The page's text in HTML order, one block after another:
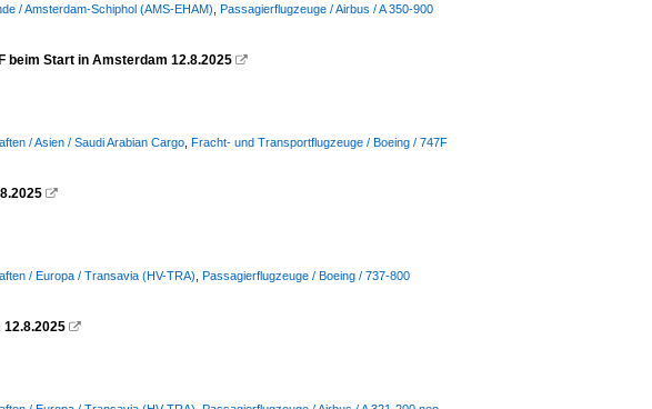
/ Amsterdam-Schiphol (AMS-EHAM) Passagierflugzeuge / Airbus / A 350-900
beim Start in Amsterdam 12.8.2025 
/ Asien / Saudi Arabian Cargo Fracht- und Transportflugzeuge / Boeing / 747F

/ Europa / Transavia (HV-TRA) Passagierflugzeuge / Boeing / 737-800
